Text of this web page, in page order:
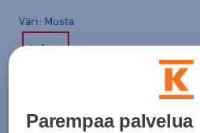
Väri Musta
36
Parempaa palvelua